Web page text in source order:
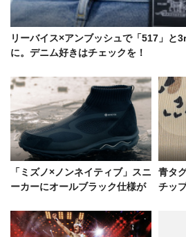
リーバイス×アンブッシュで「517」と
に。デニム好きはチェックを！
「ミズノ×ノンネイティブ」スニ
ーカーにオールブラック仕様が
青タ
チッ